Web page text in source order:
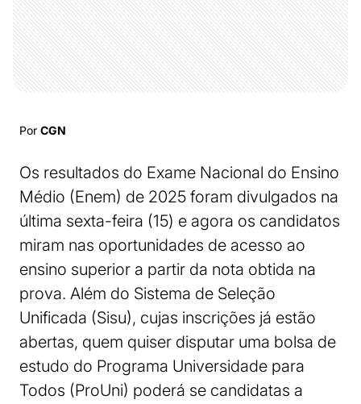
Por CGN
Os resultados do Exame Nacional do Ensino
Médio (Enem) de 2025 foram divulgados na
última sexta-feira (15) e agora os candidatos
miram nas oportunidades de acesso ao
ensino superior a partir da nota obtida na
prova. Além do Sistema de Seleção
Unificada (Sisu), cujas inscrições já estão
abertas, quem quiser disputar uma bolsa de
estudo do Programa Universidade para
Todos (ProUni) poderá se candidatas a